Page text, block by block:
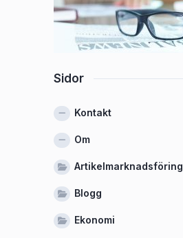
Sidor
Kontakt
Om
Artikelmarknadsföring
Blogg
Ekonomi